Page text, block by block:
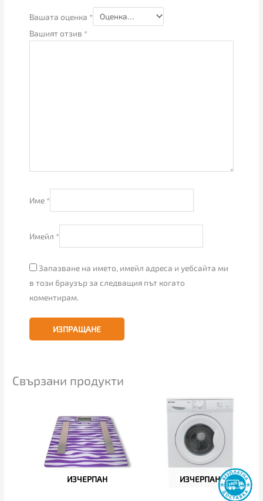
Вашата оценка *
Вашият отзив *
Име *
Имейл *
Запазване на името, имейл адреса и уебсайта ми
в този браузър за следващия път когато
коментирам.
Свързани продукти
ИЗЧЕРПАН ИЗЧЕРПАН